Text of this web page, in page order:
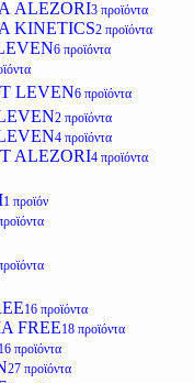
ALEZORI3 προϊόντα
KINETICS2 προϊόντα
6 προϊόντα
LEVEN6 προϊόντα
2 προϊόντα
4 προϊόντα
ALEZORI4 προϊόντα
1 προϊόν
16 προϊόντα
FREE18 προϊόντα
16 προϊόντα
27 προϊόντα